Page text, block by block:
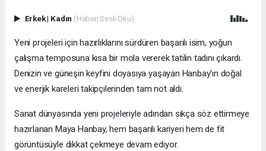
Erkek| Kadın (Haberi Sesli Oku)
Yeni projeleri için hazırlıklarını sürdüren başarılı isim, yoğun
çalışma temposuna kısa bir mola vererek tatilin tadını çıkardı.
Denizin ve güneşin keyfini doyasıya yaşayan Hanbay'ın doğal
ve enerjik kareleri takipçilerinden tam not aldı.
Sanat dünyasında yeni projeleriyle adından sıkça söz ettirmeye
hazırlanan Maya Hanbay, hem başarılı kariyeri hem de fit
görüntüsüyle dikkat çekmeye devam ediyor.